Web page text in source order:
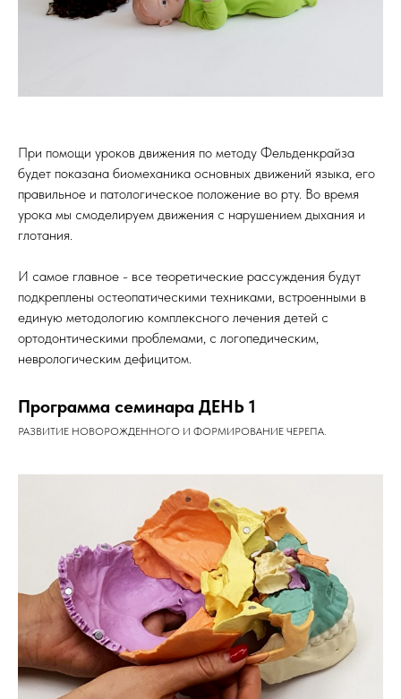
При помощи уроков движения по методу Фельденкрайза
будет показана биомеханика основных движений языка, его
правильное и патологическое положение во рту. Во время
урока мы смоделируем движения с нарушением дыхания и
глотания.
И самое главное - все теоретические рассуждения будут
подкреплены остеопатическими техниками, встроенными в
единую методологию комплексного лечения детей с
ортодонтическими проблемами, с логопедическим,
неврологическим дефицитом.
Программа семинара ДЕНЬ 1
РАЗВИТИЕ НОВОРОЖДЕННОГО И ФОРМИРОВАНИЕ ЧЕРЕПА.